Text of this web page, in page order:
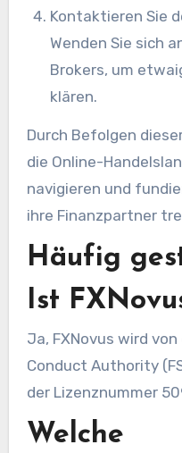
Kontaktieren Sie
Wenden Sie sich
Brokers, um
klären.
Durch Befolgen
die Online-
navigieren und
ihre Finanzpartner
Häufig
Ist
Ja, FXNovus wird
Conduct Authority
der Lizenznummer
Welche